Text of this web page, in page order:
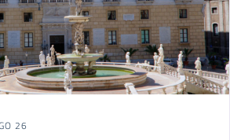
26